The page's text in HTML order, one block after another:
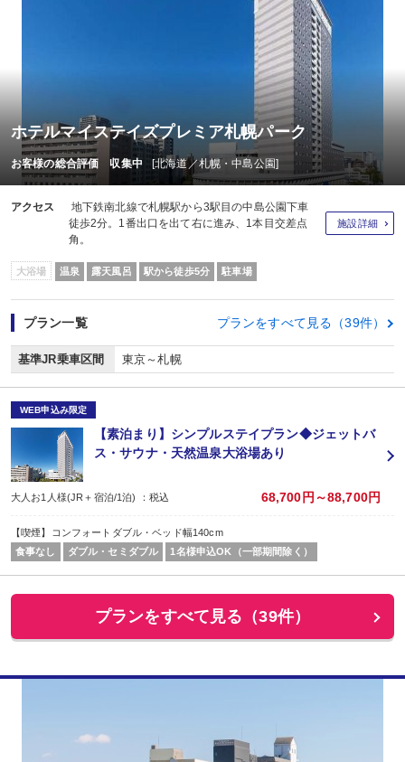
ホテルマイステイズプレミア札幌パーク
お客様の総合評価 収集中 [北海道／札幌・中島公園]
アクセス
地下鉄南北線で札幌駅から3駅目の中島公園下車
徒歩2分。1番出口を出て右に進み、1本目交差点
角。
施設詳細
大浴場 温泉 露天風呂 駅から徒歩5分 駐車場
プラン一覧 プランをすべて見る（39件）
基準JR乗車区間 東京～札幌
WEB申込み限定
【素泊まり】シンプルステイプラン◆ジェットバ
ス・サウナ・天然温泉大浴場あり
大人お1人様(JR＋宿泊/1泊) ：税込 68,700円～88,700円
【喫煙】コンフォートダブル・ベッド幅140cm
食事なし
ダブル・セミダブル 1名様申込OK（一部期間除く）
プランをすべて見る（39件）